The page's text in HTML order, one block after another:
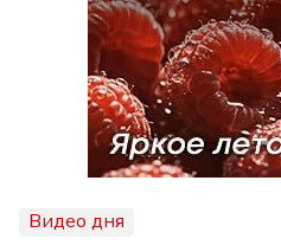
Видео дня